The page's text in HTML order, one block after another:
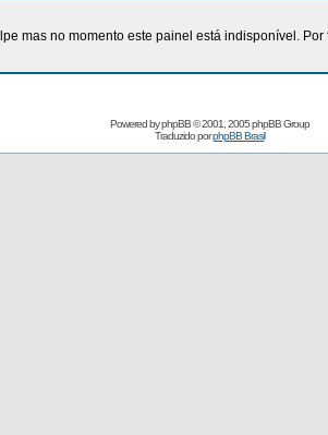
mas no momento este painel está indisponível. Por
Powered byphpBB© 2001, 2005 phpBB Group
Traduzido porphpBB Brasil